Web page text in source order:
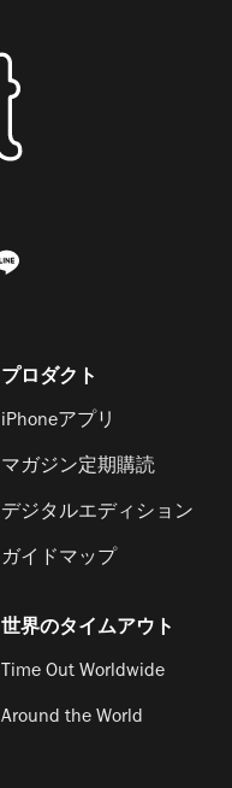
プロダクト
iPhoneアプリ
マガジン定期購読
デジタルエディション
ガイドマップ
世界のタイムアウト
Time Out Worldwide
Around the World